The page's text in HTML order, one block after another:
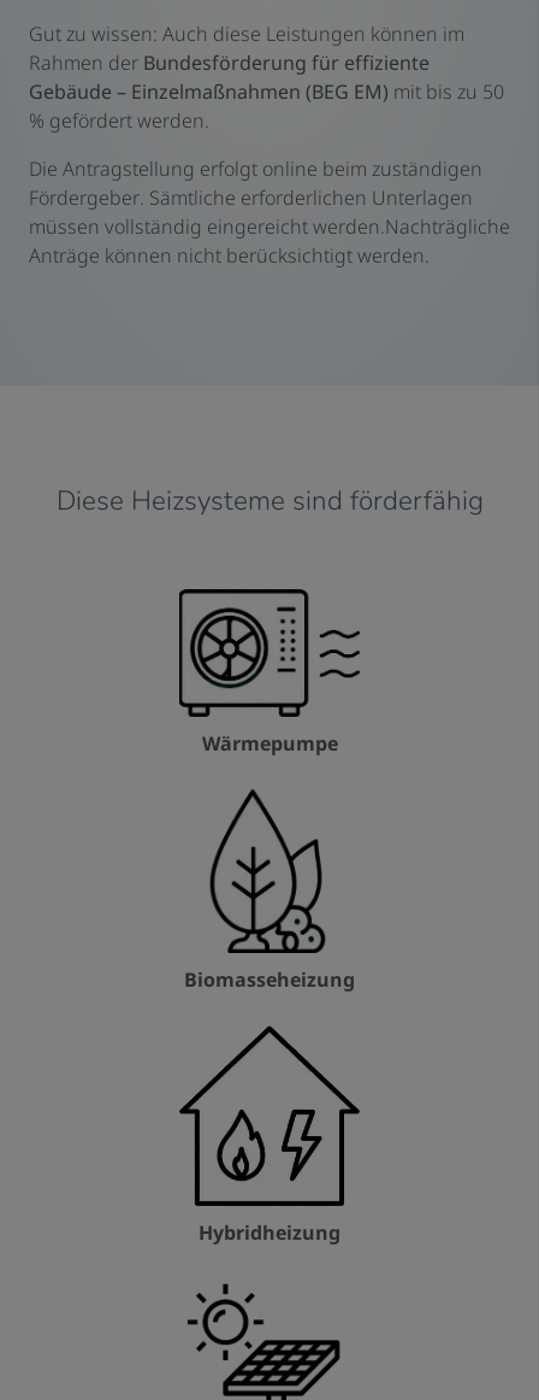
Gut zu wissen: Auch diese Leistungen können im
Rahmen der Bundesförderung für effiziente
Gebäude – Einzelmaßnahmen (BEG EM) mit bis zu 50
% gefördert werden.
Die Antragstellung erfolgt online beim zuständigen
Fördergeber. Sämtliche erforderlichen Unterlagen
müssen vollständig eingereicht werden.Nachträgliche
Anträge können nicht berücksichtigt werden.
Diese Heizsysteme sind förderfähig
Wärmepumpe
Biomasseheizung
Hybridheizung